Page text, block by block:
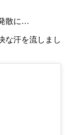
散に…
な汗を流しまし